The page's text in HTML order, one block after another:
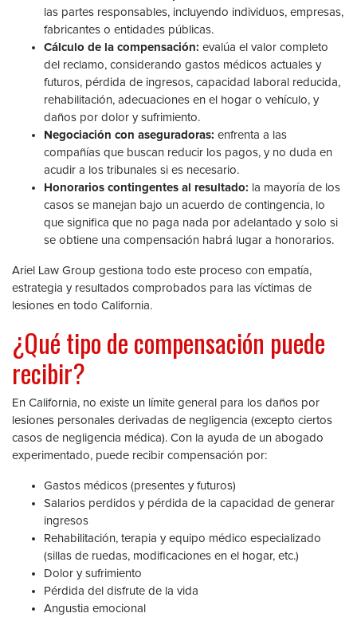
las partes responsables, incluyendo individuos, empresas,
fabricantes o entidades públicas.
Cálculo de la compensación: evalúa el valor completo
del reclamo, considerando gastos médicos actuales y
futuros, pérdida de ingresos, capacidad laboral reducida,
rehabilitación, adecuaciones en el hogar o vehículo, y
daños por dolor y sufrimiento.
Negociación con aseguradoras: enfrenta a las
compañías que buscan reducir los pagos, y no duda en
acudir a los tribunales si es necesario.
Honorarios contingentes al resultado: la mayoría de los
casos se manejan bajo un acuerdo de contingencia, lo
que significa que no paga nada por adelantado y solo si
se obtiene una compensación habrá lugar a honorarios.
Ariel Law Group gestiona todo este proceso con empatía,
estrategia y resultados comprobados para las víctimas de
lesiones en todo California.
¿Qué tipo de compensación puede
recibir?
En California, no existe un límite general para los daños por
lesiones personales derivadas de negligencia (excepto ciertos
casos de negligencia médica). Con la ayuda de un abogado
experimentado, puede recibir compensación por:
Gastos médicos (presentes y futuros)
Salarios perdidos y pérdida de la capacidad de generar
ingresos
Rehabilitación, terapia y equipo médico especializado
(sillas de ruedas, modificaciones en el hogar, etc.)
Dolor y sufrimiento
Pérdida del disfrute de la vida
Angustia emocional